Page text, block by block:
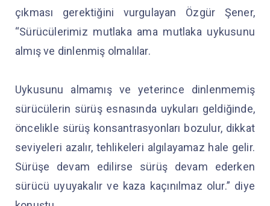
çıkması gerektiğini vurgulayan Özgür Şener,
“Sürücülerimiz mutlaka ama mutlaka uykusunu
almış ve dinlenmiş olmalılar.
Uykusunu almamış ve yeterince dinlenmemiş
sürücülerin sürüş esnasında uykuları geldiğinde,
öncelikle sürüş konsantrasyonları bozulur, dikkat
seviyeleri azalır, tehlikeleri algılayamaz hale gelir.
Sürüşe devam edilirse sürüş devam ederken
sürücü uyuyakalır ve kaza kaçınılmaz olur.” diye